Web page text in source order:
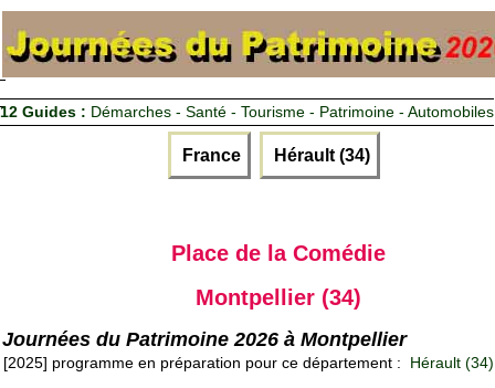
12 Guides : Démarches - Santé - Tourisme - Patrimoine - Automobiles
France Hérault (34)
Place de la Comédie
Montpellier (34)
Journées du Patrimoine 2026 à Montpellier
[2025] programme en préparation pour ce département : Hérault (34)